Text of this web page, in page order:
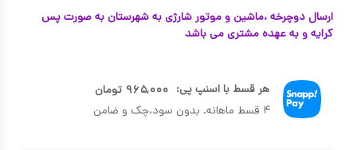
ارسال دوچرخه ،ماشین و موتور شارژی به شهرستان به صورت پس
کرایه و به عهده مشتری می باشد
هر قسط با اسنپ پی: ۹۶۵,۰۰۰ تومان
۴ قسط ماهانه. بدون سود،چک و ضامن